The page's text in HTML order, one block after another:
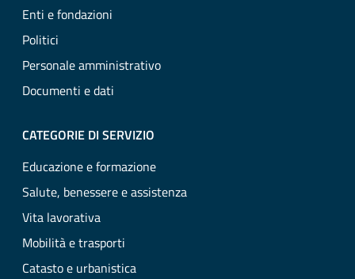
Enti e fondazioni
Politici
Personale amministrativo
Documenti e dati
CATEGORIE DI SERVIZIO
Educazione e formazione
Salute, benessere e assistenza
Vita lavorativa
Mobilità e trasporti
Catasto e urbanistica